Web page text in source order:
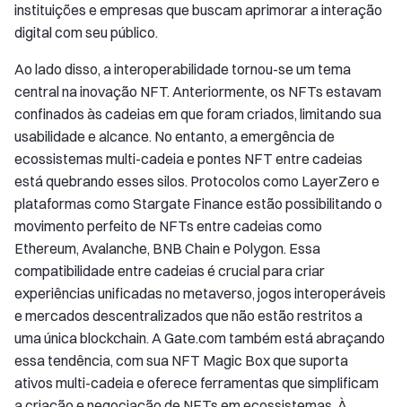
instituições e empresas que buscam aprimorar a interação
digital com seu público.
Ao lado disso, a interoperabilidade tornou-se um tema
central na inovação NFT. Anteriormente, os NFTs estavam
confinados às cadeias em que foram criados, limitando sua
usabilidade e alcance. No entanto, a emergência de
ecossistemas multi-cadeia e pontes NFT entre cadeias
está quebrando esses silos. Protocolos como LayerZero e
plataformas como Stargate Finance estão possibilitando o
movimento perfeito de NFTs entre cadeias como
Ethereum, Avalanche, BNB Chain e Polygon. Essa
compatibilidade entre cadeias é crucial para criar
experiências unificadas no metaverso, jogos interoperáveis
e mercados descentralizados que não estão restritos a
uma única blockchain. A Gate.com também está abraçando
essa tendência, com sua NFT Magic Box que suporta
ativos multi-cadeia e oferece ferramentas que simplificam